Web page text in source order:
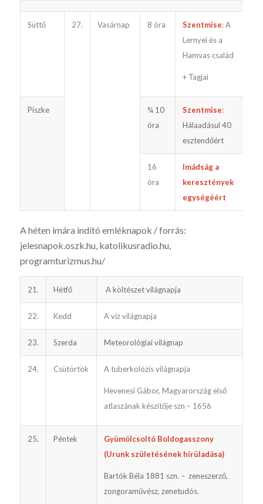
Süttő 27. Vasárnap 8 óra Szentmise: A
Lernyei és a
Hamvas család
+ Tagjai
Piszke
¾ 10
óra
Szentmise:
Hálaadásul 40
esztendőért
16
óra
Imádság a
keresztények
egységéért
A héten imára indító emléknapok / forrás:
jelesnapok.oszk.hu, katoli­kusradio.hu,
programturizmus.hu/
21. Hétfő A költészet világnapja
22. Kedd A víz világnapja
23. Szerda Meteorológiai világnap
24. Csütörtök A tuberkolózis világnapja
Hevenesi Gábor, Magyarország első
atlaszának készítője szn – 1656
25. Péntek
Gyümölcsoltó Boldogasszony
(Urunk születésének hírüladása)
Bartók Béla 1881 szn. – zeneszerző,
zongoraművész, zenetudós.